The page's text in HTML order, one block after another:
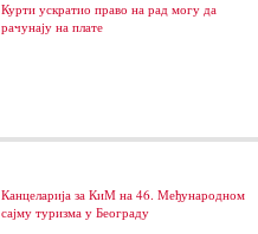
Курти ускратио право на рад могу да
рачунају на плате
Канцеларија за КиМ на 46. Међународном
сајму туризма у Београду